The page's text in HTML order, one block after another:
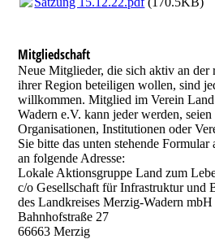
Mitgliedschaft
Neue Mitglieder, die sich aktiv an
ihrer Region beteiligen wollen, sind
willkommen. Mitglied im Verein
Wadern e.V. kann jeder werden,
Organisationen, Institutionen oder
Sie bitte das unten stehende Formular
an folgende Adresse:
Lokale Aktionsgruppe Land zum
c/o Gesellschaft für Infrastruktur und
des Landkreises Merzig-Wadern mbH
Bahnhofstraße 27
66663 Merzig